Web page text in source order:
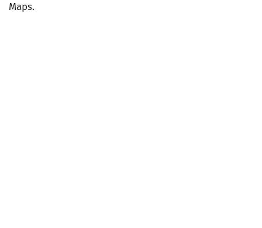
Maps.